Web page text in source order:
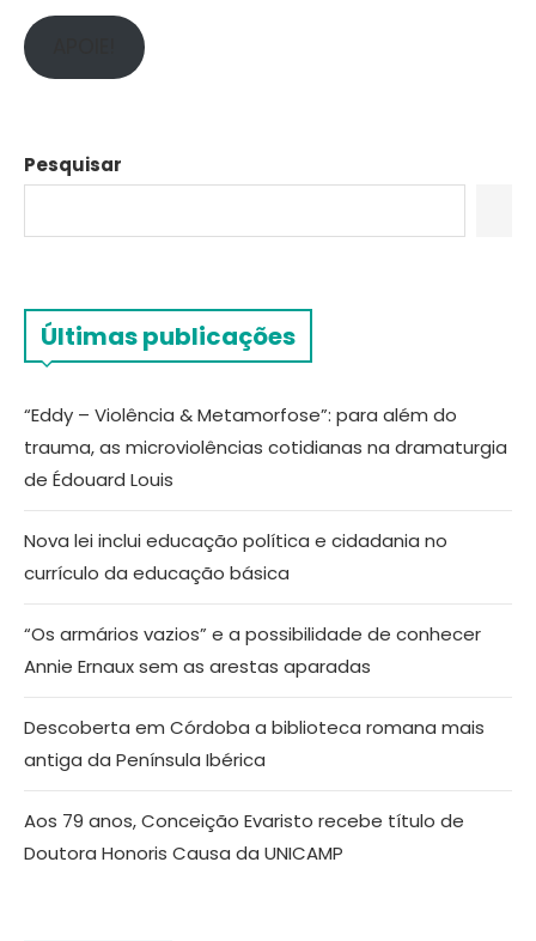
Pesquisar
Últimas publicações
“Eddy – Violência & Metamorfose”: para além do
trauma, as microviolências cotidianas na dramaturgia
de Édouard Louis
Nova lei inclui educação política e cidadania no
currículo da educação básica
“Os armários vazios” e a possibilidade de conhecer
Annie Ernaux sem as arestas aparadas
Descoberta em Córdoba a biblioteca romana mais
antiga da Península Ibérica
Aos 79 anos, Conceição Evaristo recebe título de
Doutora Honoris Causa da UNICAMP